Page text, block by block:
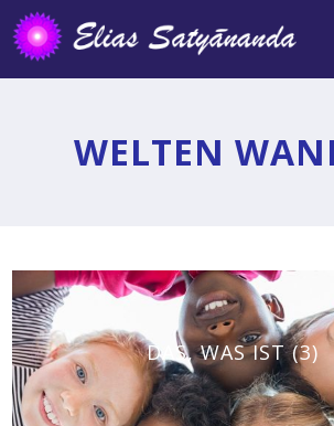
WELTEN
DAS, WAS IST (3)